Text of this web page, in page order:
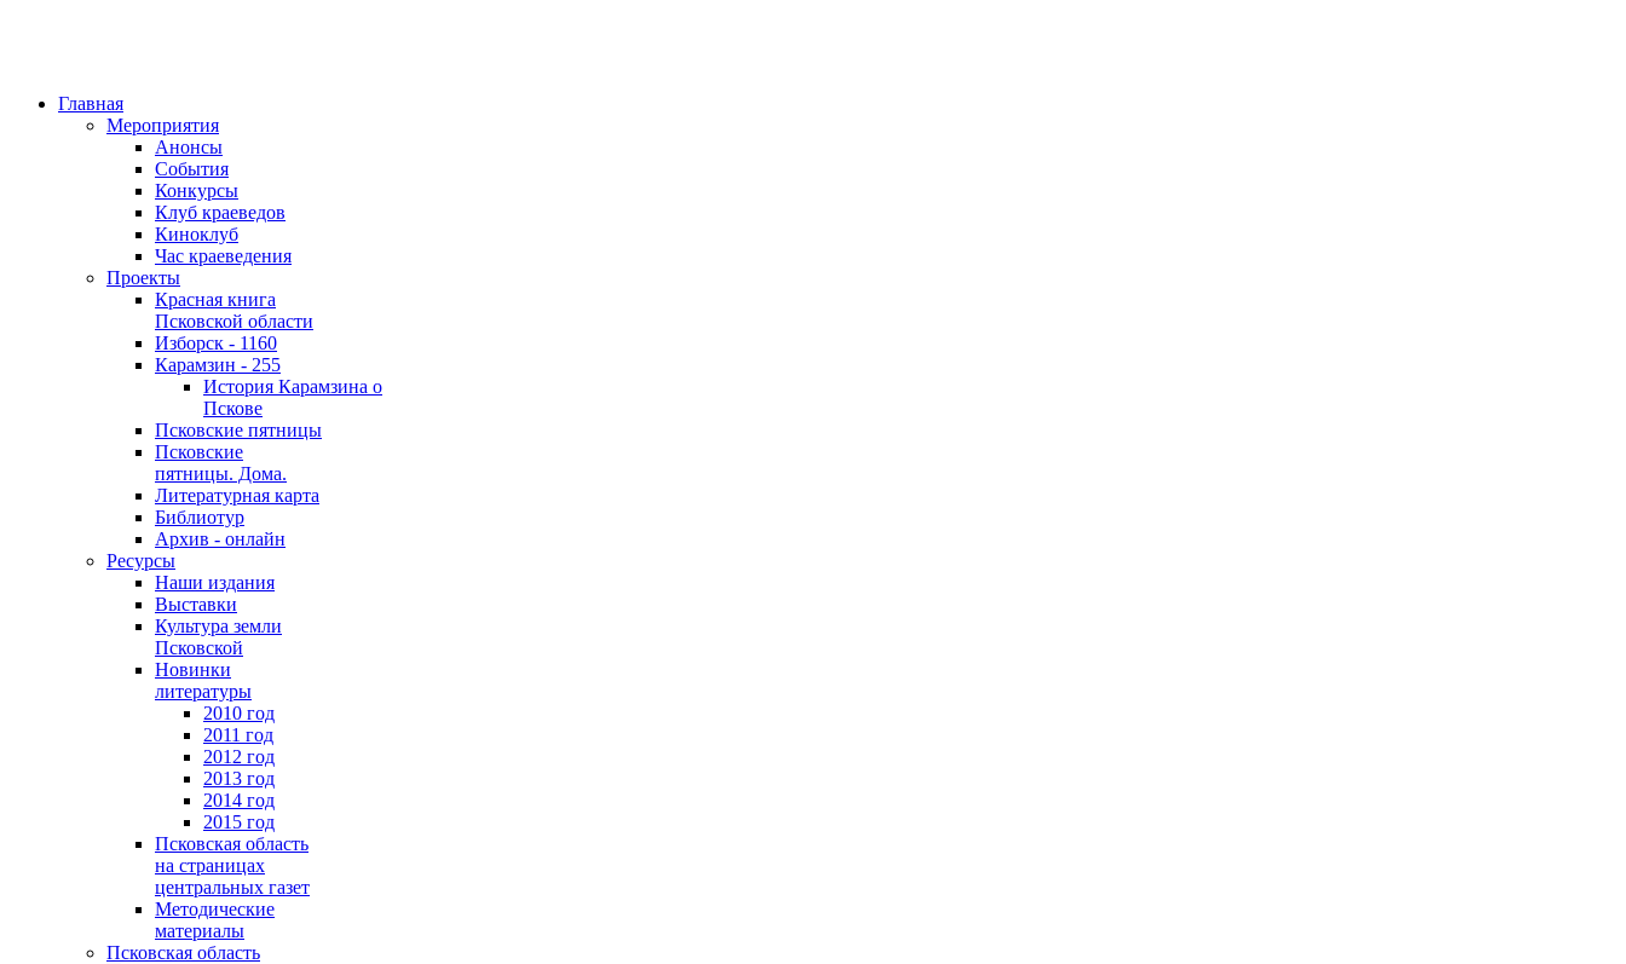
Главная
Мероприятия
Анонсы
События
Конкурсы
Клуб краеведов
Киноклуб
Час краеведения
Проекты
Красная книга
Псковской области
Изборск - 1160
Карамзин - 255
История Карамзина о
Пскове
Псковские пятницы
Псковские
пятницы. Дома.
Литературная карта
Библиотур
Архив - онлайн
Ресурсы
Наши издания
Выставки
Культура земли
Псковской
Новинки
литературы
2010 год
2011 год
2012 год
2013 год
2014 год
2015 год
Псковская область
на страницах
центральных газет
Методические
материалы
Псковская область